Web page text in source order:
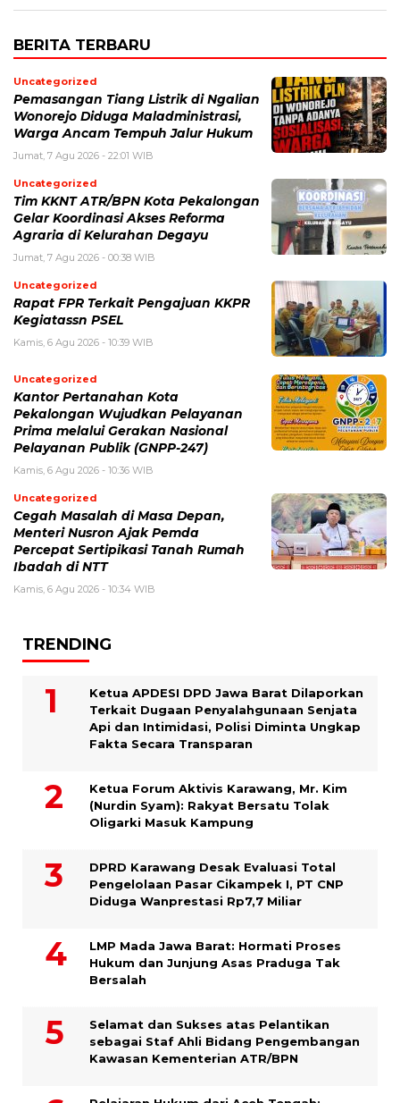
BERITA TERBARU
Uncategorized
Pemasangan Tiang Listrik di Ngalian
Wonorejo Diduga Maladministrasi,
Warga Ancam Tempuh Jalur Hukum
Jumat, 7 Agu 2026 - 22:01 WIB
Uncategorized
Tim KKNT ATR/BPN Kota Pekalongan
Gelar Koordinasi Akses Reforma
Agraria di Kelurahan Degayu
Jumat, 7 Agu 2026 - 00:38 WIB
Uncategorized
Rapat FPR Terkait Pengajuan KKPR
Kegiatassn PSEL
Kamis, 6 Agu 2026 - 10:39 WIB
Uncategorized
Kantor Pertanahan Kota
Pekalongan Wujudkan Pelayanan
Prima melalui Gerakan Nasional
Pelayanan Publik (GNPP-247)
Kamis, 6 Agu 2026 - 10:36 WIB
Uncategorized
Cegah Masalah di Masa Depan,
Menteri Nusron Ajak Pemda
Percepat Sertipikasi Tanah Rumah
Ibadah di NTT
Kamis, 6 Agu 2026 - 10:34 WIB
TRENDING
Ketua APDESI DPD Jawa Barat Dilaporkan
Terkait Dugaan Penyalahgunaan Senjata
Api dan Intimidasi, Polisi Diminta Ungkap
Fakta Secara Transparan
Ketua Forum Aktivis Karawang, Mr. Kim
(Nurdin Syam): Rakyat Bersatu Tolak
Oligarki Masuk Kampung
DPRD Karawang Desak Evaluasi Total
Pengelolaan Pasar Cikampek I, PT CNP
Diduga Wanprestasi Rp7,7 Miliar
LMP Mada Jawa Barat: Hormati Proses
Hukum dan Junjung Asas Praduga Tak
Bersalah
Selamat dan Sukses atas Pelantikan
sebagai Staf Ahli Bidang Pengembangan
Kawasan Kementerian ATR/BPN